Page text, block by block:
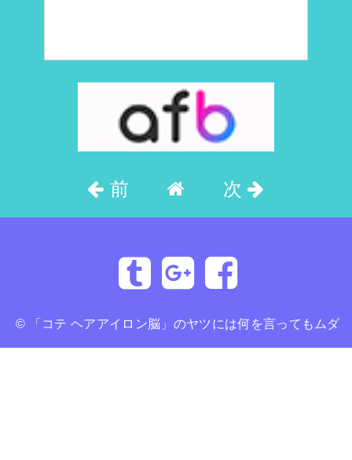
前 次
© 「コテ ヘアアイロン脳」のヤツには何を言ってもムダ